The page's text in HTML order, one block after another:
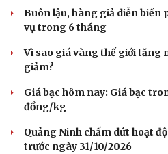
Du lịch
Tư vấn
check-in
Buôn lậu, hàng giả diễn biến
vụ trong 6 tháng
Vì sao giá vàng thế giới tăng
giảm?
Giá bạc hôm nay: Giá bạc
đồng/kg
Quảng Ninh chấm dứt hoạt
trước ngày 31/10/2026